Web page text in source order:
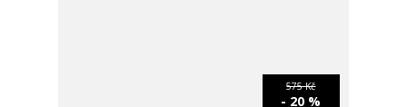
575 Kč
- 20 %